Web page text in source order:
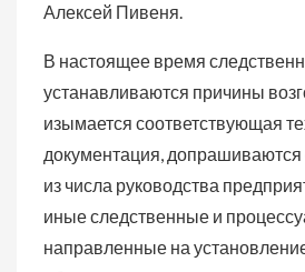
Алексей Пивеня.
В настоящее время
устанавливаются причины
изымается соответствующая
документация,
из числа руководства
иные следственные и
направленные на